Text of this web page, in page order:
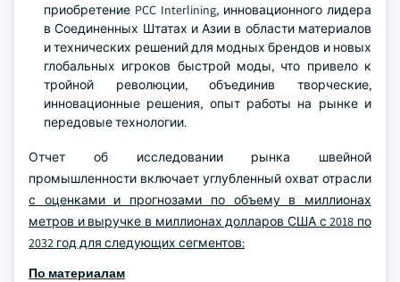
приобретение PCC Interlining, инновационного лидера
в Соединенных Штатах и Азии в области материалов
и технических решений для модных брендов и новых
глобальных игроков быстрой моды, что привело к
тройной революции, объединив творческие,
инновационные решения, опыт работы на рынке и
передовые технологии.
Отчет об исследовании рынка швейной
промышленности включает углубленный охват отрасли
с оценками и прогнозами по объему в миллионах
метров и выручке в миллионах долларов США с 2018 по
2032 год для следующих сегментов:
По материалам